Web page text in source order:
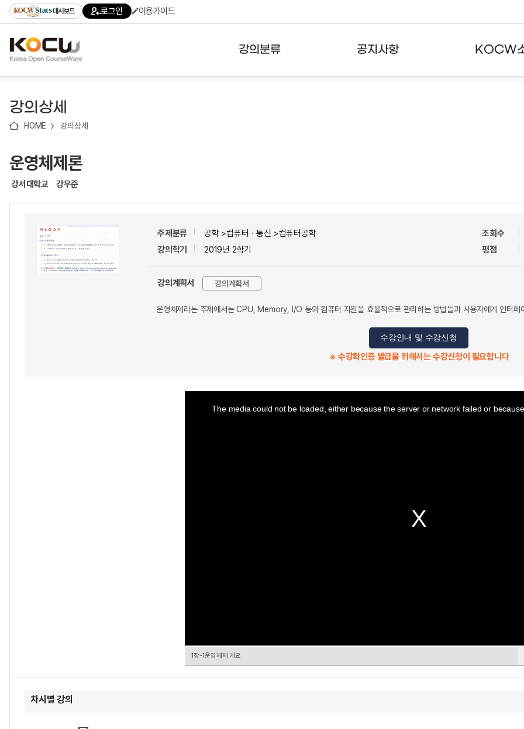
기
기
기
content)
가
대시보드 로그인 이용가이드
강의분류 공지사항 KOCW
강의상세
HOME 강의상세
운영체제론
강서대학교 강우준
주제분류
공학 >컴퓨터ㆍ통신 >컴퓨터공학
강의학기
2019년 2학기
조회수
평점
강의계획서 강의계획서
운영체제라는 주제에서는 CPU, Memory, I/O 등의 컴퓨터 자원을 효율적으로 관리하는 방법들과 사용자에게 인터페
수강안내 및 수강신청
※ 수강확인증 발급을 위해서는 수강신청이 필요합니다
The media could not be loaded, either because the server or network failed or
1장-1운영체제 개요
차시별 강의